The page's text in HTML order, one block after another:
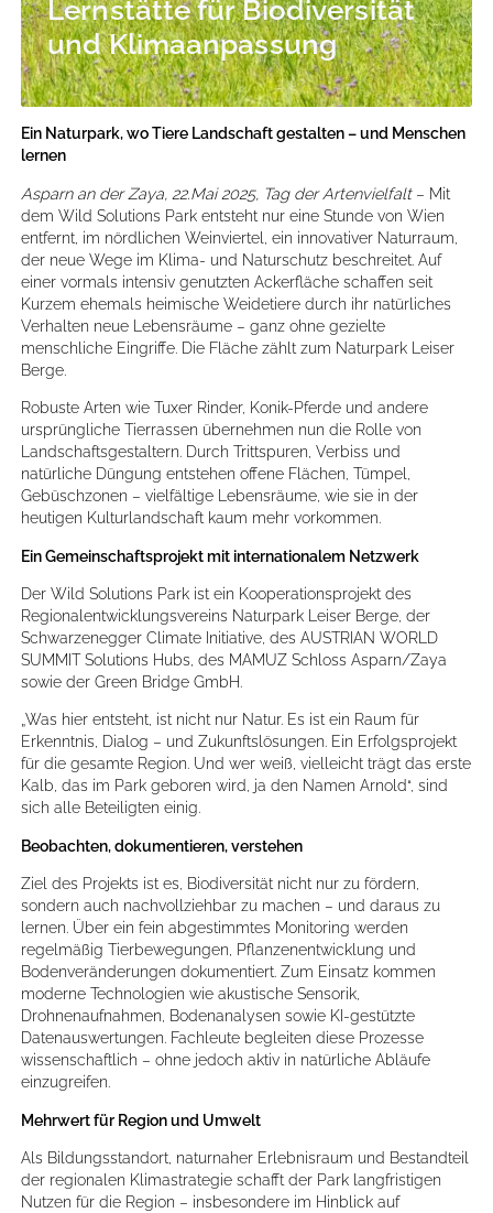
Lernstätte für Biodiversität
und Klimaanpassung
Ein Naturpark, wo Tiere Landschaft gestalten – und Menschen
lernen
Asparn an der Zaya, 22.Mai 2025, Tag der Artenvielfalt – Mit
dem Wild Solutions Park entsteht nur eine Stunde von Wien
entfernt, im nördlichen Weinviertel, ein innovativer Naturraum,
der neue Wege im Klima- und Naturschutz beschreitet. Auf
einer vormals intensiv genutzten Ackerfläche schaffen seit
Kurzem ehemals heimische Weidetiere durch ihr natürliches
Verhalten neue Lebensräume – ganz ohne gezielte
menschliche Eingriffe. Die Fläche zählt zum Naturpark Leiser
Berge.
Robuste Arten wie Tuxer Rinder, Konik-Pferde und andere
ursprüngliche Tierrassen übernehmen nun die Rolle von
Landschaftsgestaltern. Durch Trittspuren, Verbiss und
natürliche Düngung entstehen offene Flächen, Tümpel,
Gebüschzonen – vielfältige Lebensräume, wie sie in der
heutigen Kulturlandschaft kaum mehr vorkommen.
Ein Gemeinschaftsprojekt mit internationalem Netzwerk
Der Wild Solutions Park ist ein Kooperationsprojekt des
Regionalentwicklungsvereins Naturpark Leiser Berge, der
Schwarzenegger Climate Initiative, des AUSTRIAN WORLD
SUMMIT Solutions Hubs, des MAMUZ Schloss Asparn/Zaya
sowie der Green Bridge GmbH.
„Was hier entsteht, ist nicht nur Natur. Es ist ein Raum für
Erkenntnis, Dialog – und Zukunftslösungen. Ein Erfolgsprojekt
für die gesamte Region. Und wer weiß, vielleicht trägt das erste
Kalb, das im Park geboren wird, ja den Namen Arnold“, sind
sich alle Beteiligten einig.
Beobachten, dokumentieren, verstehen
Ziel des Projekts ist es, Biodiversität nicht nur zu fördern,
sondern auch nachvollziehbar zu machen – und daraus zu
lernen. Über ein fein abgestimmtes Monitoring werden
regelmäßig Tierbewegungen, Pflanzenentwicklung und
Bodenveränderungen dokumentiert. Zum Einsatz kommen
moderne Technologien wie akustische Sensorik,
Drohnenaufnahmen, Bodenanalysen sowie KI-gestützte
Datenauswertungen. Fachleute begleiten diese Prozesse
wissenschaftlich – ohne jedoch aktiv in natürliche Abläufe
einzugreifen.
Mehrwert für Region und Umwelt
Als Bildungsstandort, naturnaher Erlebnisraum und Bestandteil
der regionalen Klimastrategie schafft der Park langfristigen
Nutzen für die Region – insbesondere im Hinblick auf